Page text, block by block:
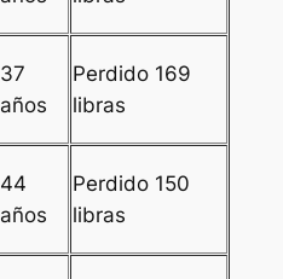
37
años
Perdido 169
libras
44
años
Perdido 150
libras